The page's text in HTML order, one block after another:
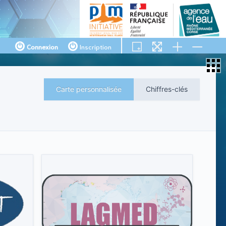
Connexion Inscription
Carte personnalisée Chiffres-clés